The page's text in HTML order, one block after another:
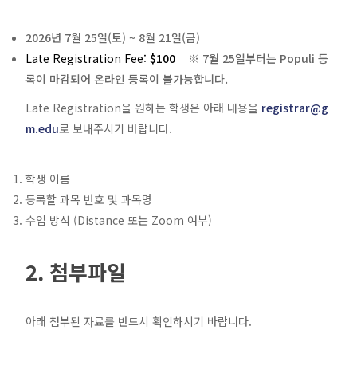
2026년 7월 25일(토) ~ 8월 21일(금)
Late Registration Fee: $100 ※ 7월 25일부터는 Populi 등
록이 마감되어 온라인 등록이 불가능합니다.
Late Registration을 원하는 학생은 아래 내용을 registrar@g
m.edu로 보내주시기 바랍니다.
학생 이름
등록할 과목 번호 및 과목명
수업 방식 (Distance 또는 Zoom 여부)
2. 첨부파일
아래 첨부된 자료를 반드시 확인하시기 바랍니다.